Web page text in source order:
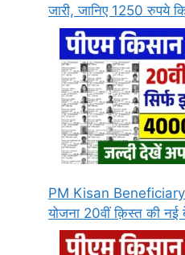
जारी, जानिए 1250 रुपये
PM Kisan Beneficiary
योजना 20वीं क़िस्त की नई